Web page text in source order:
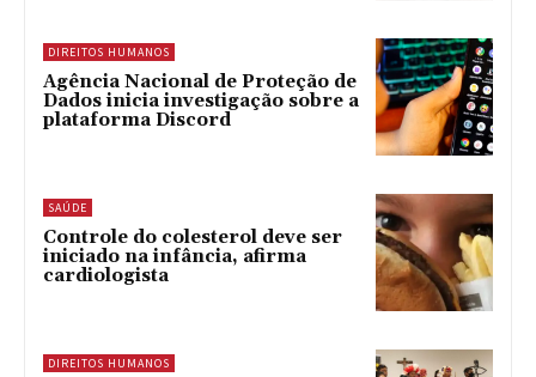
DIREITOS HUMANOS
Agência Nacional de Proteção de
Dados inicia investigação sobre a
plataforma Discord
SAÚDE
Controle do colesterol deve ser
iniciado na infância, afirma
cardiologista
DIREITOS HUMANOS